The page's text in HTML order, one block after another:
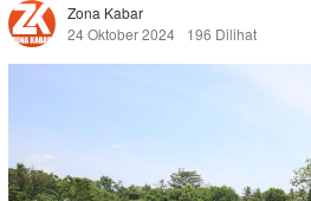
Zona Kabar
24 Oktober 2024
196 Dilihat